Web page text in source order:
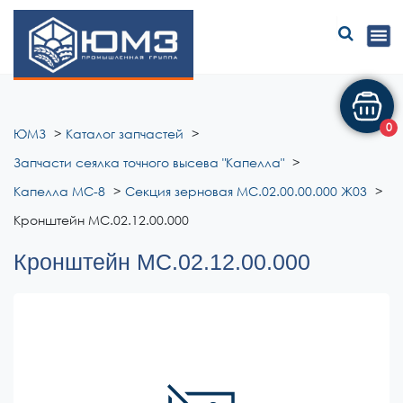
ЮМЗ
ЮМЗ
Каталог запчастей
Запчасти сеялка точного высева "Капелла"
Капелла МС-8
Секция зерновая МС.02.00.00.000 Ж­03
Кронштейн МС.02.12.00.000
Кронштейн МС.02.12.00.000
0